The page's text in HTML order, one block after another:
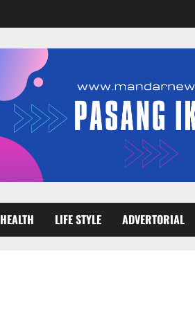
HEALTH LIFE STYLE ADVERTORIAL